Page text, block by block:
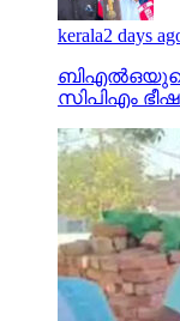
kerala2 days
സിപിഎം